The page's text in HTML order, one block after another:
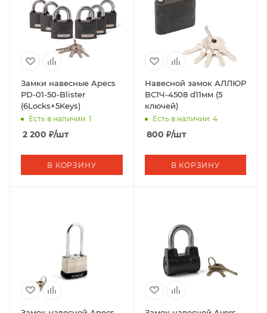
Замки навесные Apecs
PD-01-50-Blister
(6Locks+5Keys)
Есть в наличии: 1
2 200 ₽/шт
В КОРЗИНУ
Навесной замок АЛЛЮР
ВС1Ч-4508 d11мм (5
ключей)
Есть в наличии: 4
800 ₽/шт
В КОРЗИНУ